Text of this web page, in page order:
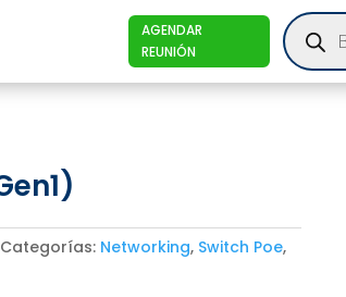
AGENDAR
REUNIÓN
search
Categorías: Networking, Switch Poe,